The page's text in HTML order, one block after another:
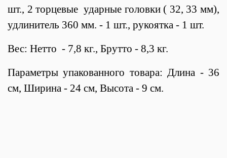
шт., 2 торцевые ударные головки ( 32, 33 мм),
удлинитель 360 мм. - 1 шт., рукоятка - 1 шт.
Вес: Нетто - 7,8 кг., Брутто - 8,3 кг.
Параметры упакованного товара: Длина - 36
см, Ширина - 24 см, Высота - 9 см.